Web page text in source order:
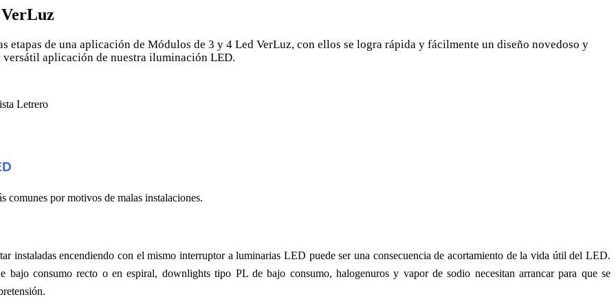
etapas de una aplicación de Módulos de 3 y 4 Led VerLuz, con ellos se logra rápida y fácilmente un diseño novedoso y
versátil aplicación de nuestra iluminación LED.
comunes por motivos de malas instalaciones.
instaladas encendiendo con el mismo interruptor a luminarias LED puede ser una consecuencia de acortamiento de la vida útil del LED.
bajo consumo recto o en espiral, downlights tipo PL de bajo consumo, halogenuros y vapor de sodio necesitan arrancar para que se